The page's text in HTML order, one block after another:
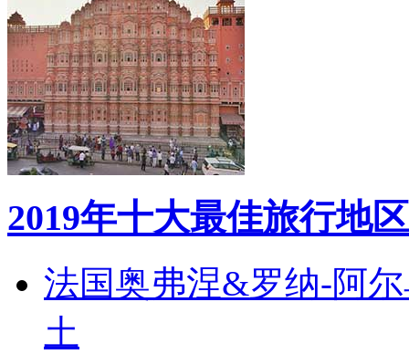
2019年十大最佳旅行地区
法国奥弗涅&罗纳-阿
土